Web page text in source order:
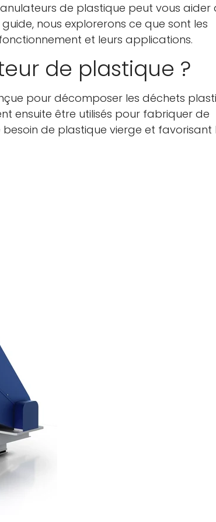
de plastique peut vous aider
nous explorerons ce que sont les
et leurs applications.
de plastique ?
pour décomposer les déchets
ensuite être utilisés pour fabriquer de
de plastique vierge et favorisant